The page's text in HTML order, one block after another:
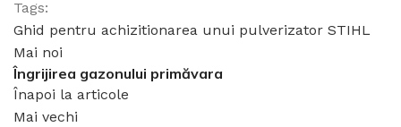
Tags:
Ghid pentru achizitionarea unui pulverizator STIHL
Mai noi
Îngrijirea gazonului primăvara
Înapoi la articole
Mai vechi